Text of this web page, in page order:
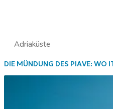
Adriaküste
DIE MÜNDUNG DES PIAVE: WO